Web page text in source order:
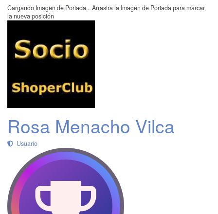
Cargando Imagen de Portada... Arrastra la Imagen de Portada para marcar
la nueva posición
Rosa Menacho Vilca
Usuario